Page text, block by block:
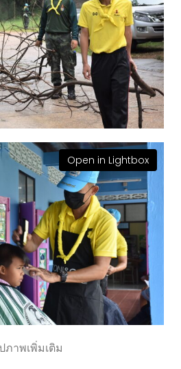
Open in Lightbox
ภาพเพิ่มเติม